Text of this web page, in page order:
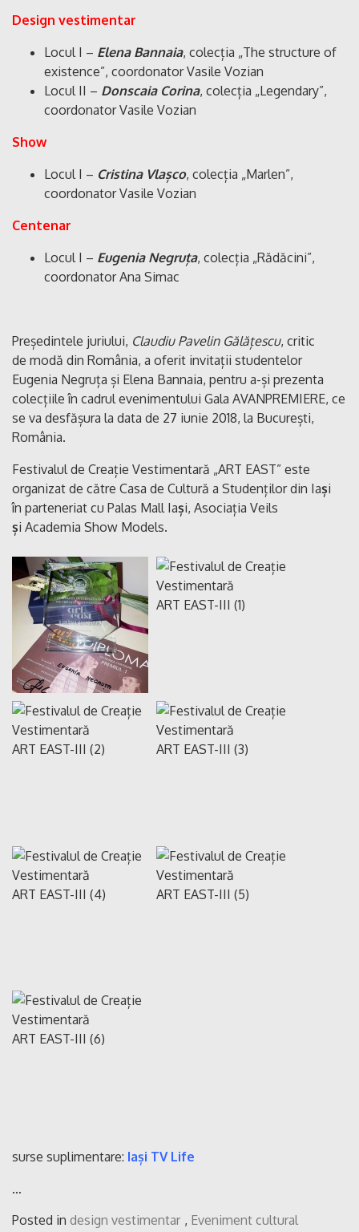
Design vestimentar
Locul I – Elena Bannaia, colecția „The structure of
existence”, coordonator Vasile Vozian
Locul II – Donscaia Corina, colecția „Legendary”,
coordonator Vasile Vozian
Show
Locul I – Cristina Vlașco, colecția „Marlen”,
coordonator Vasile Vozian
Centenar
Locul I – Eugenia Negruța, colecția „Rădăcini”,
coordonator Ana Simac
Președintele juriului, Claudiu Pavelin Gălățescu, critic
de modă din România, a oferit invitații studentelor
Eugenia Negruța și Elena Bannaia, pentru a-și prezenta
colecțiile în cadrul evenimentului Gala AVANPREMIERE, ce
se va desfășura la data de 27 iunie 2018, la București,
România.
Festivalul de Creație Vestimentară „ART EAST” este
organizat de către Casa de Cultură a Studenților din Iași
în parteneriat cu Palas Mall Iași, Asociația Veils
și Academia Show Models.
surse suplimentare: Iași TV Life
…
Posted in design vestimentar , Eveniment cultural